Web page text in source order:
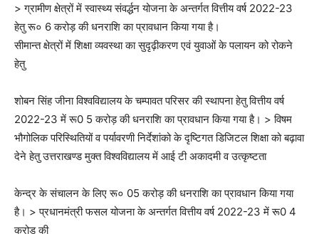
> ग्रामीण क्षेत्रों में स्वास्थ्य संवर्द्धन योजना के अन्तर्गत वित्तीय वर्ष 2022-23
हेतु रू० 6 करोड़ की धनराशि का प्रावधान किया गया है।
सीमान्त क्षेत्रों में शिक्षा व्यवस्था का सुदृढ़ीकरण एवं युवाओं के पलायन को रोकने
हेतु
शोबन सिंह जीना विश्वविद्यालय के चम्पावत परिसर की स्थापना हेतु वित्तीय वर्ष
2022-23 में रू0 5 करोड़ की धनराशि का प्रावधान किया गया है। > विषम
भौगोलिक परिस्थितियों व पर्यावरणी निर्देशांको के दृष्टिगत डिजिटल शिक्षा को बढ़ावा
देने हेतु उत्तराखण्ड मुक्त विश्वविद्यालय में आई टी अकादमी व उत्कृष्टता
केन्द्र के संचालन के लिए रू० 05 करोड़ की धनराशि का प्रावधान किया गया
है। > प्रधानमंत्री फसल योजना के अन्तर्गत वित्तीय वर्ष 2022-23 में रू0 4
करोड़ की